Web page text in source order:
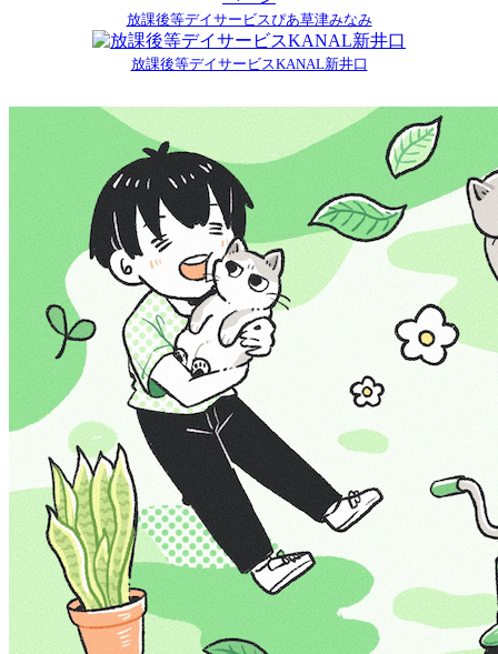
放課後等デイサービスぴあ草津みなみ
放課後等デイサービスKANAL新井口